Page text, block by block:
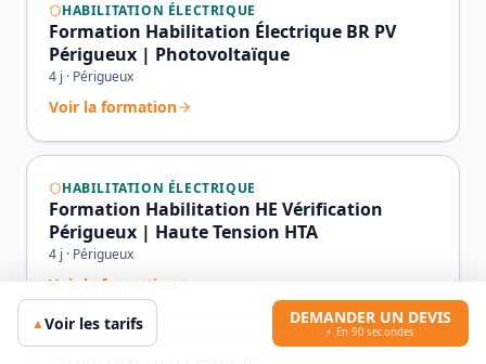
HABILITATION ÉLECTRIQUE
Formation Habilitation Électrique BR PV
Périgueux | Photovoltaïque
4 j · Périgueux
Voir la formation
HABILITATION ÉLECTRIQUE
Formation Habilitation HE Vérification
Périgueux | Haute Tension HTA
4 j · Périgueux
Voir la formation
▲Voir les tarifs DEMANDER UN DEVIS
⚡ En 90 secondes